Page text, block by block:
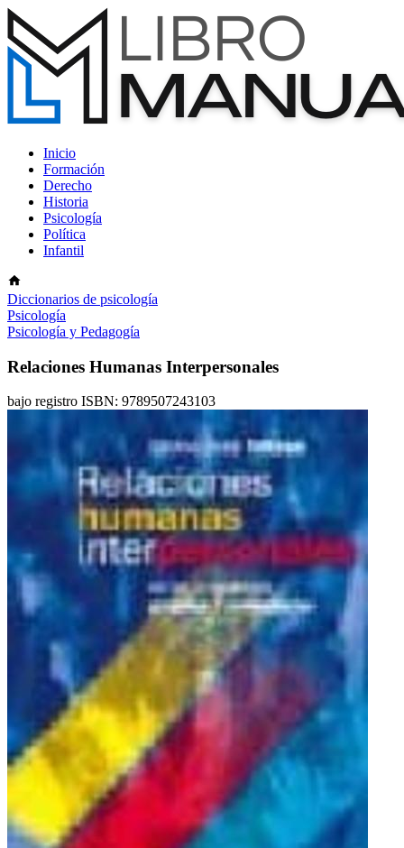
Inicio
Formación
Derecho
Historia
Psicología
Política
Infantil
Diccionarios de psicología
Psicología
Psicología y Pedagogía
Relaciones Humanas Interpersonales
bajo registro ISBN: 9789507243103